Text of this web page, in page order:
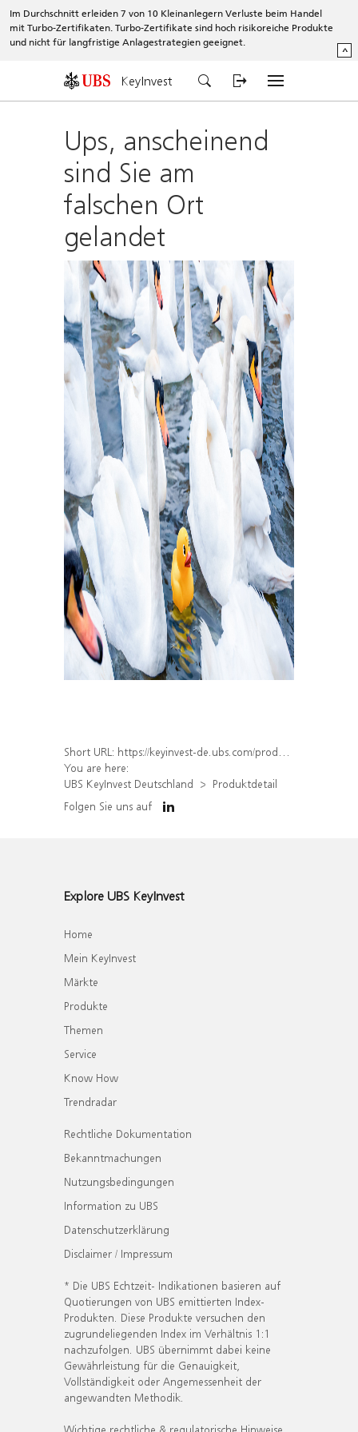
Im Durchschnitt erleiden 7 von 10 Kleinanlegern Verluste beim Handel
mit Turbo-Zertifikaten. Turbo-Zertifikate sind hoch risikoreiche Produkte
und nicht für langfristige Anlagestrategien geeignet.
^
KeyInvest
Ups, anscheinend
sind Sie am
falschen Ort
gelandet
Short URL: https://keyinvest-de.ubs.com/produkt/detail/index/isin/DE000WA4FGU7
You are here:
UBS KeyInvest Deutschland
Produktdetail
Folgen Sie uns auf
Explore UBS KeyInvest
Home
Mein KeyInvest
Märkte
Produkte
Themen
Service
Know How
Trendradar
Rechtliche Dokumentation
Bekanntmachungen
Nutzungsbedingungen
Information zu UBS
Datenschutzerklärung
Disclaimer / Impressum
* Die UBS Echtzeit- Indikationen basieren auf
Quotierungen von UBS emittierten Index-
Produkten. Diese Produkte versuchen den
zugrundeliegenden Index im Verhältnis 1:1
nachzufolgen. UBS übernimmt dabei keine
Gewährleistung für die Genauigkeit,
Vollständigkeit oder Angemessenheit der
angewandten Methodik.